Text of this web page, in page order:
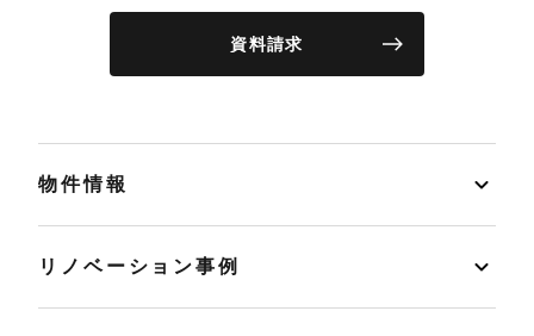
資料請求
物件情報
リノベーション事例